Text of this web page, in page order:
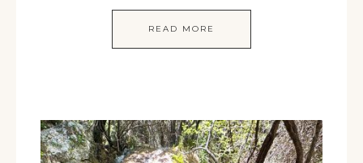
READ MORE